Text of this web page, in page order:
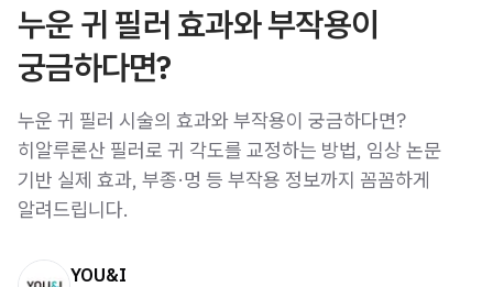
누운 귀 필러 효과와 부작용이
궁금하다면?
누운 귀 필러 시술의 효과와 부작용이 궁금하다면?
히알루론산 필러로 귀 각도를 교정하는 방법, 임상 논문
기반 실제 효과, 부종·멍 등 부작용 정보까지 꼼꼼하게
알려드립니다.
YOU&I